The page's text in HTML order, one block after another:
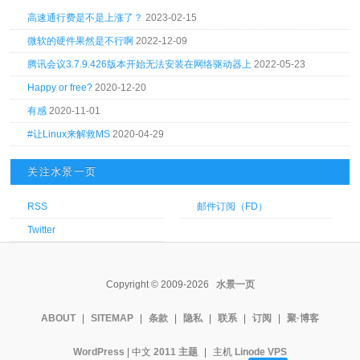
高速通行费是不是上涨了？ 2023-02-15
微软的硬件果然是不行啊 2022-12-09
腾讯会议3.7.9.426版本开始无法安装在网络驱动器上 2022-05-23
Happy or free? 2020-12-20
有感 2020-11-01
#让Linux来解救MS 2020-04-29
关注水景一页
RSS 邮件订阅（FD）
Twitter
Copyright © 2009-2026 水景一页
ABOUT SITEMAP 条款 隐私 联系 订阅 聚·博客
WordPress | 中文 2011 主题 主机 Linode VPS